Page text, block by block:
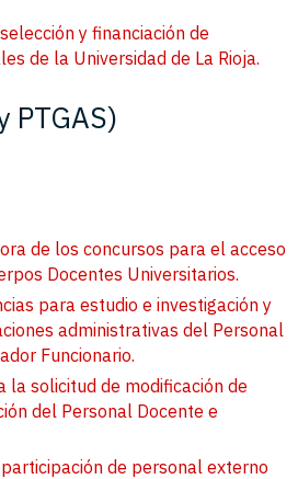
y financiación de
de la Universidad de La Rioja.
PTGAS)
de los concursos para el acceso
Docentes Universitarios.
para estudio e investigación y
administrativas del Personal
Funcionario.
la solicitud de modificación de
del Personal Docente e
de personal externo